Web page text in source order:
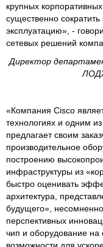
крупных
существенно
эксплуатацию», -
сетевых решений
Директор
«Компания Cisco
технологиях и одним
предлагает своим
производительное
построению
инфраструктуры из
быстро оценивать
архитектура,
будущего»,
перспективных
чип и оборудование на
возможности для